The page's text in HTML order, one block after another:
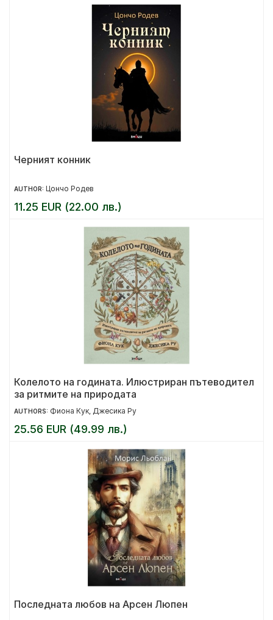
Черният конник
AUTHOR: Цончо Родев
11.25 EUR (22.00 лв.)
Колелото на годината. Илюстриран пътеводител
за ритмите на природата
AUTHORS: Фиона Кук Джесика Ру
25.56 EUR (49.99 лв.)
Последната любов на Арсен Люпен